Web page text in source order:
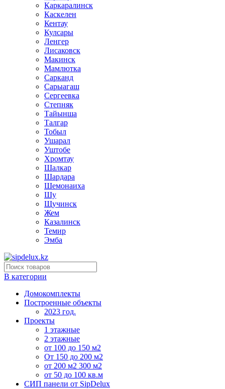
Каркаралинск
Каскелен
Кентау
Кулсары
Ленгер
Лисаковск
Макинск
Мамлютка
Сарканд
Сарыагаш
Сергеевка
Степняк
Тайынша
Талгар
Тобыл
Ушарал
Уштобе
Хромтау
Шалкар
Шардара
Шемонаиха
Шу
Щучинск
Жем
Казалинск
Темир
Эмба
В категории
Домокомплекты
Построенные объекты
2023 год.
Проекты
1 этажные
2 этажные
от 100 до 150 м2
От 150 до 200 м2
от 200 м2 300 м2
от 50 до 100 кв.м
СИП панели от SipDelux